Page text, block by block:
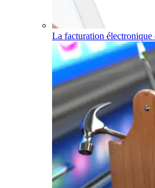
La facturation électronique